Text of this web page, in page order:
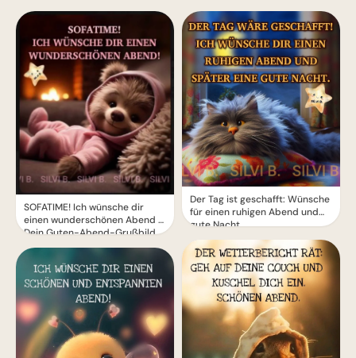
SOFATIME! Ich wünsche dir
einen wunderschönen Abend –
Dein Guten-Abend-Grußbild
Der Tag ist geschafft: Wünsche
für einen ruhigen Abend und
gute Nacht.